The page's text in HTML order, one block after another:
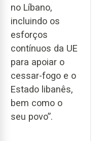
no Líbano,
incluindo os
esforços
contínuos da UE
para apoiar o
cessar-fogo e o
Estado libanês,
bem como o
seu povo”.